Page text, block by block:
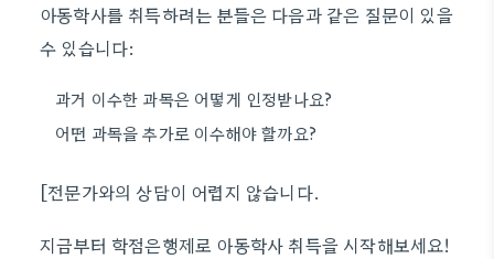
아동학사를 취득하려는 분들은 다음과 같은 질문이 있을
수 있습니다:
과거 이수한 과목은 어떻게 인정받나요?
어떤 과목을 추가로 이수해야 할까요?
[전문가와의 상담이 어렵지 않습니다.
지금부터 학점은행제로 아동학사 취득을 시작해보세요!